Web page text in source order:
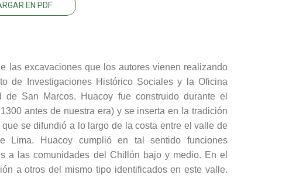
EN PDF
las excavaciones que los autores vienen realizando
de Investigaciones Histórico Sociales y la Oficina
San Marcos. Huacoy fue construido durante el
antes de nuestra era) y se inserta en la tradición
se difundió a lo largo de la costa entre el valle de
Huacoy cumplió en tal sentido funciones
a las comunidades del Chillón bajo y medio. En el
a otros del mismo tipo identificados en este valle.